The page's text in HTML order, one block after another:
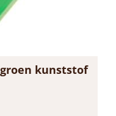
kunststof